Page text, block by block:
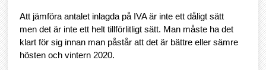
Att jämföra antalet inlagda på IVA är inte ett dåligt sätt
men det är inte ett helt tillförlitligt sätt. Man måste ha det
klart för sig innan man påstår att det är bättre eller sämre
hösten och vintern 2020.